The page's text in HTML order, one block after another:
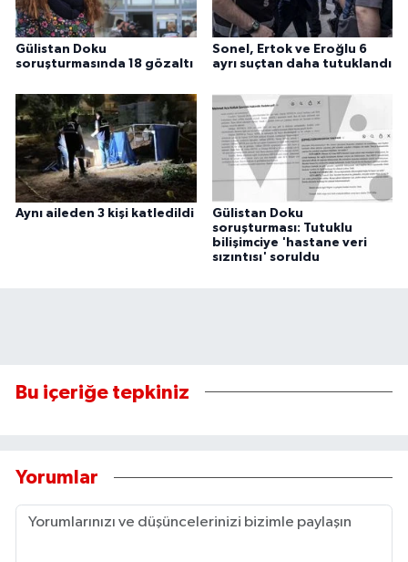
Gülistan Doku
soruşturmasında 18 gözaltı
Sonel, Ertok ve Eroğlu 6
ayrı suçtan daha tutuklandı
Aynı aileden 3 kişi katledildi
Gülistan Doku
soruşturması: Tutuklu
bilişimciye 'hastane veri
sızıntısı' soruldu
Bu içeriğe tepkiniz
Yorumlar